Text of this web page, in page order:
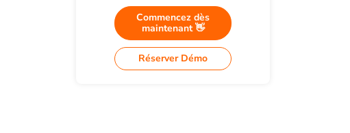
Commencez dès
maintenant 👋
Réserver Démo